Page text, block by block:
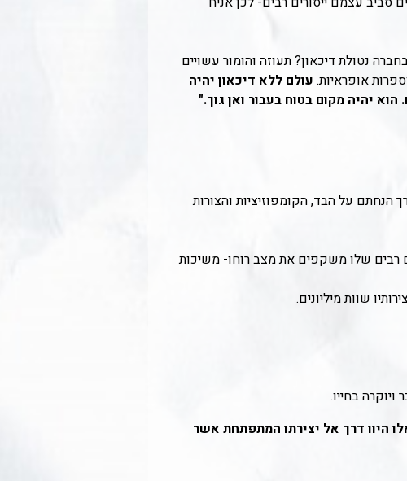
נטולת דיכאון? תעוזה והומור עשויים
אופראיות. עולם ללא דיכאון יהיה
יהיה מקום בטוח בעבור ואן גוך."
הנחתם על הבד, הקומפוזיציות והצורות
רבים שלו משקפים את מצב רוחו- משיכות
שוות מיליונים.
בחייו.
היוו דרך אל יצירתו המתפתחת אשר